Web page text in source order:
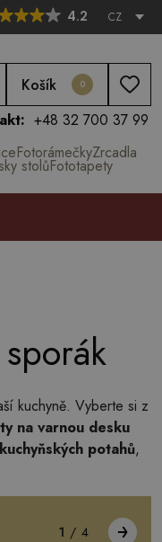
4.2 CZ
Košík 0
+48 32 700 37 99
FotorámečkyZrcadla
stolůFototapety
kuchyně. Vyberte si z
na varnou desku
potahů,
1 / 4